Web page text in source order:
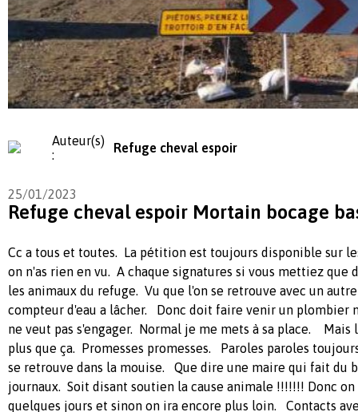
Auteur(s)
:
Refuge cheval espoir
25/01/2023
Refuge cheval espoir Mortain bocage
Cc a tous et toutes. La pétition est toujours disponible sur
on n'as rien en vu. A chaque signatures si vous mettiez que
les animaux du refuge. Vu que l'on se retrouve avec un
compteur d'eau a lâcher. Donc doit faire venir un plombier
ne veut pas s'engager. Normal je me mets à sa place. Mais
plus que ça. Promesses promesses. Paroles paroles
se retrouve dans la mouise. Que dire une maire qui fait du
journaux. Soit disant soutien la cause animale !!!!!!! Donc
quelques jours et sinon on ira encore plus loin. Contacts